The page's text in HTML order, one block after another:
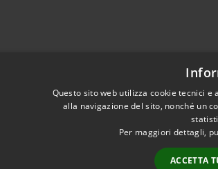
Questo sito web utilizza cookie tecnici
alla navigazione del sito, nonché un
Per maggiori dettagli,
ACCETTA